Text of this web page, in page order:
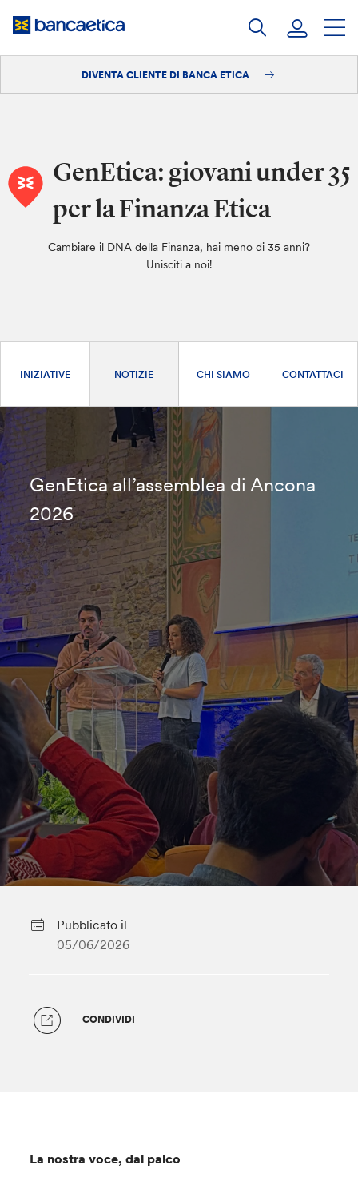
DIVENTA CLIENTE DI BANCA ETICA
GenEtica: giovani under 35
per la Finanza Etica
Cambiare il DNA della Finanza, hai meno di 35 anni?
Unisciti a noi!
INIZIATIVE NOTIZIE CHI SIAMO CONTATTACI
GenEtica all’assemblea di Ancona
2026
Pubblicato il
05/06/2026
CONDIVIDI
La nostra voce, dal palco